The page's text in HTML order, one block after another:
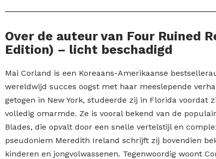
Over de auteur van Four Ruined
Edition) – licht beschadigd
Mai Corland is een Koreaans-Amerikaanse
wereldwijd succes oogst met haar meeslepende
getogen in New York, studeerde zij in Florida voordat
volledig omarmde. Ze is vooral bekend van de
Blades, die opvalt door een snelle vertelstijl en
pseudoniem Meredith Ireland schrijft zij bovendien
kinderen en jongvolwassenen. Tegenwoordig woont